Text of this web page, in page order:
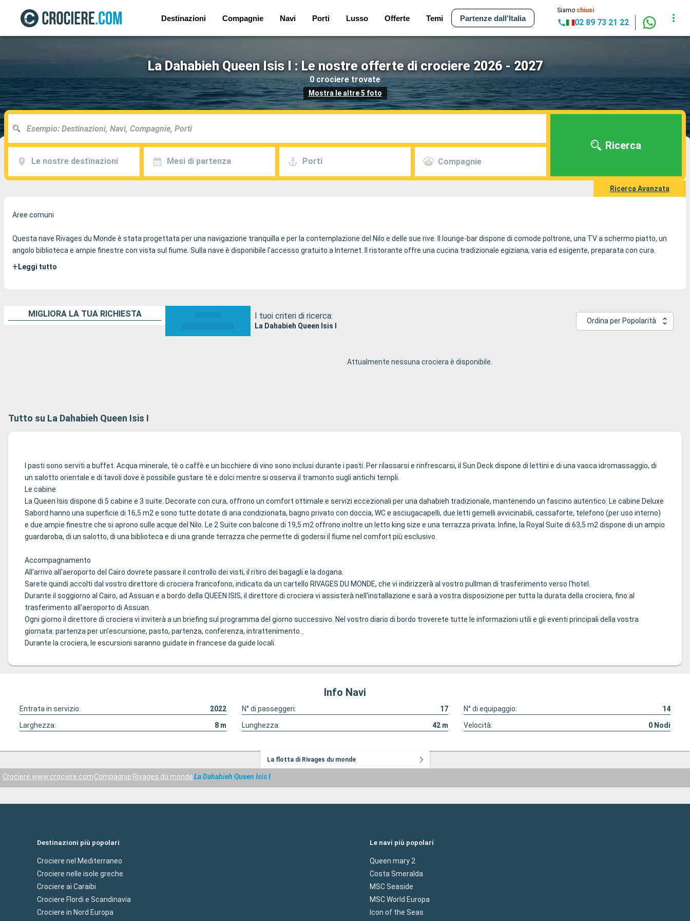
Destinazioni Compagnie Navi Porti Lusso Offerte Temi Partenze dall'Italia
Siamo chiusi
02 89 73 21 22
La Dahabieh Queen Isis I : Le nostre offerte di crociere 2026 - 2027
0 crociere trovate
Mostra le altre 5 foto
Le nostre destinazioni Mesi di partenza Porti Compagnie
Ricerca
Ricerca Avanzata
Aree comuni
Questa nave Rivages du Monde è stata progettata per una navigazione tranquilla e per la contemplazione del Nilo e delle sue rive. Il lounge-bar dispone di comode poltrone, una TV a schermo piatto, un
angolo biblioteca e ampie finestre con vista sul fiume. Sulla nave è disponibile l'accesso gratuito a Internet. Il ristorante offre una cucina tradizionale egiziana, varia ed esigente, preparata con cura.
+ Leggi tutto
MIGLIORA LA TUA RICHIESTA I tuoi criteri di ricerca:
La Dahabieh Queen Isis I
Ordina per Popolarità
Attualmente nessuna crociera è disponibile.
Tutto su La Dahabieh Queen Isis I
I pasti sono serviti a buffet. Acqua minerale, tè o caffè e un bicchiere di vino sono inclusi durante i pasti. Per rilassarsi e rinfrescarsi, il Sun Deck dispone di lettini e di una vasca idromassaggio, di
un salotto orientale e di tavoli dove è possibile gustare tè e dolci mentre si osserva il tramonto sugli antichi templi.
Le cabine
La Queen Isis dispone di 5 cabine e 3 suite. Decorate con cura, offrono un comfort ottimale e servizi eccezionali per una dahabieh tradizionale, mantenendo un fascino autentico. Le cabine Deluxe
Sabord hanno una superficie di 16,5 m2 e sono tutte dotate di aria condizionata, bagno privato con doccia, WC e asciugacapelli, due letti gemelli avvicinabili, cassaforte, telefono (per uso interno)
e due ampie finestre che si aprono sulle acque del Nilo. Le 2 Suite con balcone di 19,5 m2 offrono inoltre un letto king size e una terrazza privata. Infine, la Royal Suite di 63,5 m2 dispone di un ampio
guardaroba, di un salotto, di una biblioteca e di una grande terrazza che permette di godersi il fiume nel comfort più esclusivo.
Accompagnamento
All'arrivo all'aeroporto del Cairo dovrete passare il controllo dei visti, il ritiro dei bagagli e la dogana.
Sarete quindi accolti dal vostro direttore di crociera francofono, indicato da un cartello RIVAGES DU MONDE, che vi indirizzerà al vostro pullman di trasferimento verso l'hotel.
Durante il soggiorno al Cairo, ad Assuan e a bordo della QUEEN ISIS, il direttore di crociera vi assisterà nell'installazione e sarà a vostra disposizione per tutta la durata della crociera, fino al
trasferimento all'aeroporto di Assuan.
Ogni giorno il direttore di crociera vi inviterà a un briefing sul programma del giorno successivo. Nel vostro diario di bordo troverete tutte le informazioni utili e gli eventi principali della vostra
giornata: partenza per un'escursione, pasto, partenza, conferenza, intrattenimento...
Durante la crociera, le escursioni saranno guidate in francese da guide locali.
Info Navi
Entrata in servizio: 2022 N° di passeggeri: 17 N° di equipaggio:
14
Larghezza:
8m Lunghezza: 42 m Velocità: 0 Nodi
La flotta di Rivages du monde
Crociere www.crociere.comCompagnie Rivages du mondeLa Dahabieh Queen Isis I
Destinazioni più popolari
Crociere nel Mediterraneo
Crociere nelle isole greche
Crociere ai Caraibi
Crociere Flordi e Scandinavia
Crociere in Nord Europa
Le navi più popolari
Queen mary 2
Costa Smeralda
MSC Seaside
MSC World Europa
Icon of the Seas